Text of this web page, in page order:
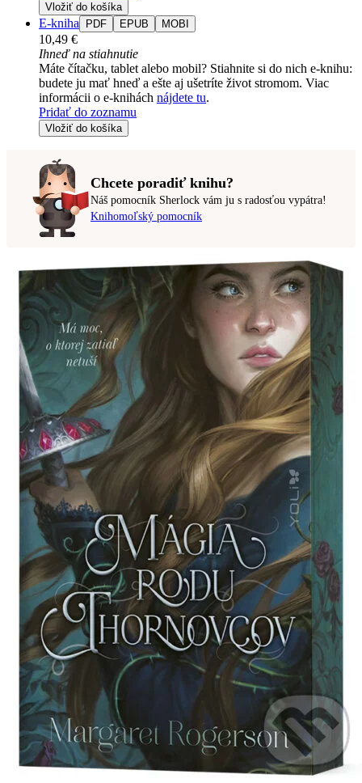
Vložiť do košíka
E-kniha PDF EPUB MOBI
10,49 €
Ihneď na stiahnutie
Máte čítačku, tablet alebo mobil? Stiahnite si do nich e-knihu:
budete ju mať hneď a ešte aj ušetríte život stromom. Viac
informácii o e-knihách nájdete tu.
Pridať do zoznamu
Vložiť do košíka
Chcete poradiť knihu?
Náš pomocník Sherlock vám ju s radosťou vypátra!
Knihomoľský pomocník